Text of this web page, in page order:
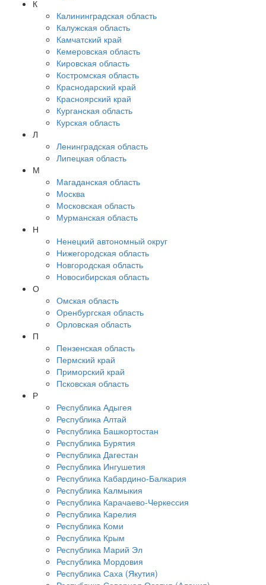
К
Калининградская область
Калужская область
Камчатский край
Кемеровская область
Кировская область
Костромская область
Краснодарский край
Красноярский край
Курганская область
Курская область
Л
Ленинградская область
Липецкая область
М
Магаданская область
Москва
Московская область
Мурманская область
Н
Ненецкий автономный округ
Нижегородская область
Новгородская область
Новосибирская область
О
Омская область
Оренбургская область
Орловская область
П
Пензенская область
Пермский край
Приморский край
Псковская область
Р
Республика Адыгея
Республика Алтай
Республика Башкортостан
Республика Бурятия
Республика Дагестан
Республика Ингушетия
Республика Кабардино-Балкария
Республика Калмыкия
Республика Карачаево-Черкессия
Республика Карелия
Республика Коми
Республика Крым
Республика Марий Эл
Республика Мордовия
Республика Саха (Якутия)